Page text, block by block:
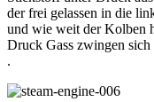
der frei gelassen in die
und wie weit der Kolben
Druck Gass zwingen
.